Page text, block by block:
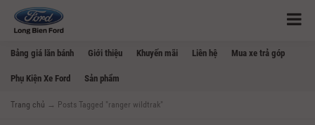
Bảng giá lăn bánh Giới thiệu Khuyến mãi Liên hệ Mua xe trả góp
Phụ Kiện Xe Ford Sản phẩm
Trang chủ → Posts Tagged "ranger wildtrak"